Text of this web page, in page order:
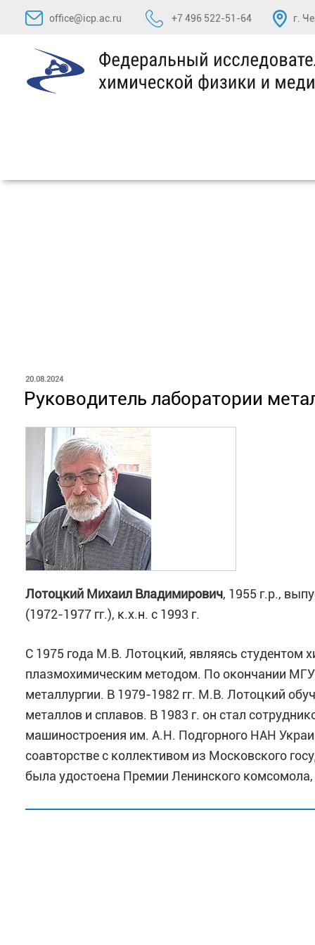
Перейти
содержимому
office@icp.ac.ru +7 496 522-51-64 г.
ОПУБЛИКОВАНО
20.08.2024
Руководитель лаборатории
Лотоцкий Михаил Владимирович, 1955 г.р.,
(1972-1977 гг.), к.х.н. с 1993 г.
С 1975 года М.В. Лотоцкий, являясь студентом
плазмохимическим методом. По окончании МГУ
металлургии. В 1979-1982 гг. М.В. Лотоцкий
металлов и сплавов. В 1983 г. он стал
машиностроения им. А.Н. Подгорного НАН
соавторстве с коллективом из Московского
была удостоена Премии Ленинского